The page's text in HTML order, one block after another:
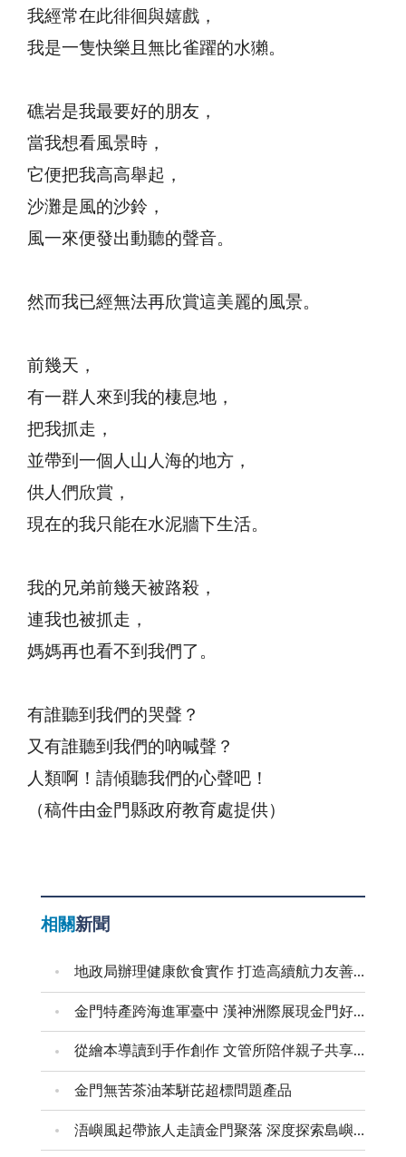
我經常在此徘徊與嬉戲，
我是一隻快樂且無比雀躍的水獺。
礁岩是我最要好的朋友，
當我想看風景時，
它便把我高高舉起，
沙灘是風的沙鈴，
風一來便發出動聽的聲音。
然而我已經無法再欣賞這美麗的風景。
前幾天，
有一群人來到我的棲息地，
把我抓走，
並帶到一個人山人海的地方，
供人們欣賞，
現在的我只能在水泥牆下生活。
我的兄弟前幾天被路殺，
連我也被抓走，
媽媽再也看不到我們了。
有誰聽到我們的哭聲？
又有誰聽到我們的吶喊聲？
人類啊！請傾聽我們的心聲吧！
（稿件由金門縣政府教育處提供）
相關新聞
地政局辦理健康飲食實作 打造高續航力友善職場
金門特產跨海進軍臺中 漢神洲際展現金門好滋味
從繪本導讀到手作創作 文管所陪伴親子共享溫馨時光
金門無苦茶油苯駢芘超標問題產品
浯嶼風起帶旅人走讀金門聚落 深度探索島嶼文化底蘊